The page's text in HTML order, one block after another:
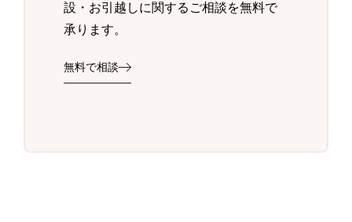
設・お引越しに関するご相談を無料で
承ります。
無料で相談